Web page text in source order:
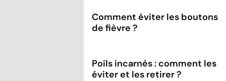
Comment éviter les boutons
de fièvre ?
Poils incarnés : comment les
éviter et les retirer ?